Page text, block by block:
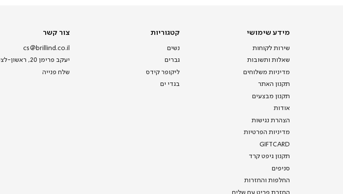
מידע
מידע שימושי
שירות לקוחות
שאלות ותשובות
מדיניות משלוחים
תקנון האתר
תקנון מבצעים
אודות
הצהרת נגישות
מדיניות הפרטיות
GIFTCARD
תקנון גיפט קרד
סניפים
החלפות והחזרות
החזרת פריט עם שליח
קטגוריות
קטגוריות
נשים
גברים
ליקופר קידס
בגדי ים
צור
צור קשר
cs@brillind.co.il
יעקב פרימן 20, ראשון-לציון
שלח פנייה